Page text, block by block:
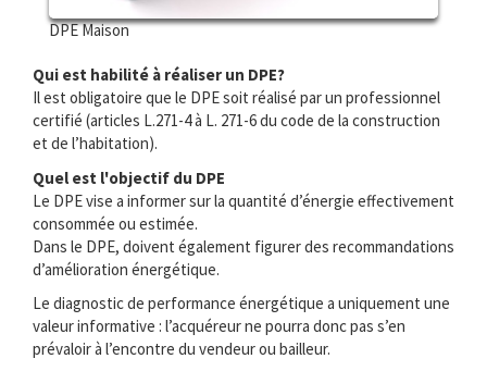
DPE Maison
Qui est habilité à réaliser un DPE?
Il est obligatoire que le DPE soit réalisé par un professionnel
certifié (articles L.271-4 à L. 271-6 du code de la construction
et de l’habitation).
Quel est l'objectif du DPE
Le DPE vise a informer sur la quantité d’énergie effectivement
consommée ou estimée.
Dans le DPE, doivent également figurer des recommandations
d’amélioration énergétique.
Le diagnostic de performance énergétique a uniquement une
valeur informative : l’acquéreur ne pourra donc pas s’en
prévaloir à l’encontre du vendeur ou bailleur.